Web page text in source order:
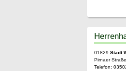
01829 Stadt
Pirnaer
Telefon: